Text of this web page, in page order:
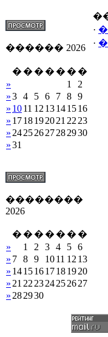
������ 2026
� � � � � � �
»
1
2
»3 4 5 6 7 8 9
» 1011 12 13141516
» 1718192021 22 23
» 24252627282930
»31
��������
2026
� � � � � � �
»
1 2 3 4 5 6
» 7 8 9 1011 12 13
» 14151617181920
» 21 22 2324252627
» 282930
·
·